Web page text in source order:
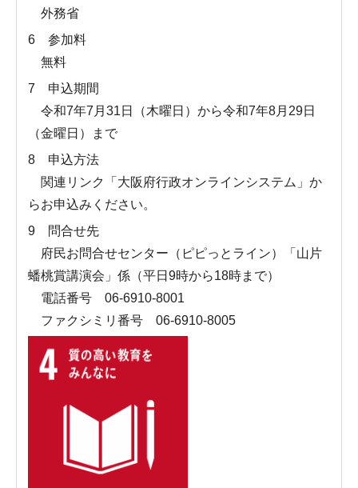
外務省
6 参加料
無料
7 申込期間
令和7年7月31日（木曜日）から令和7年8月29日
（金曜日）まで
8 申込方法
関連リンク「大阪府行政オンラインシステム」か
らお申込みください。
9 問合せ先
府民お問合せセンター（ピピっとライン）「山片
蟠桃賞講演会」係（平日9時から18時まで）
電話番号 06-6910-8001
ファクシミリ番号 06-6910-8005